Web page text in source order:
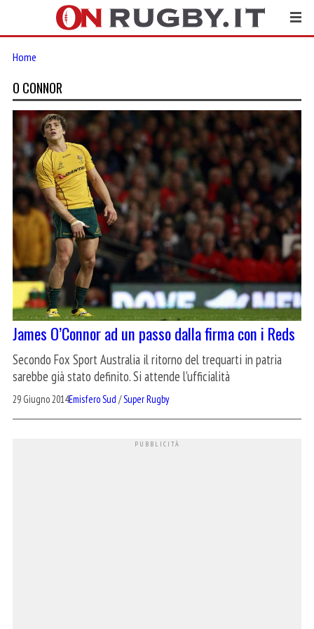
Home
O CONNOR
James O’Connor ad un passo dalla firma con i Reds
Secondo Fox Sport Australia il ritorno del trequarti in patria
sarebbe già stato definito. Si attende l'ufficialità
29 Giugno 2014Emisfero Sud /Super Rugby